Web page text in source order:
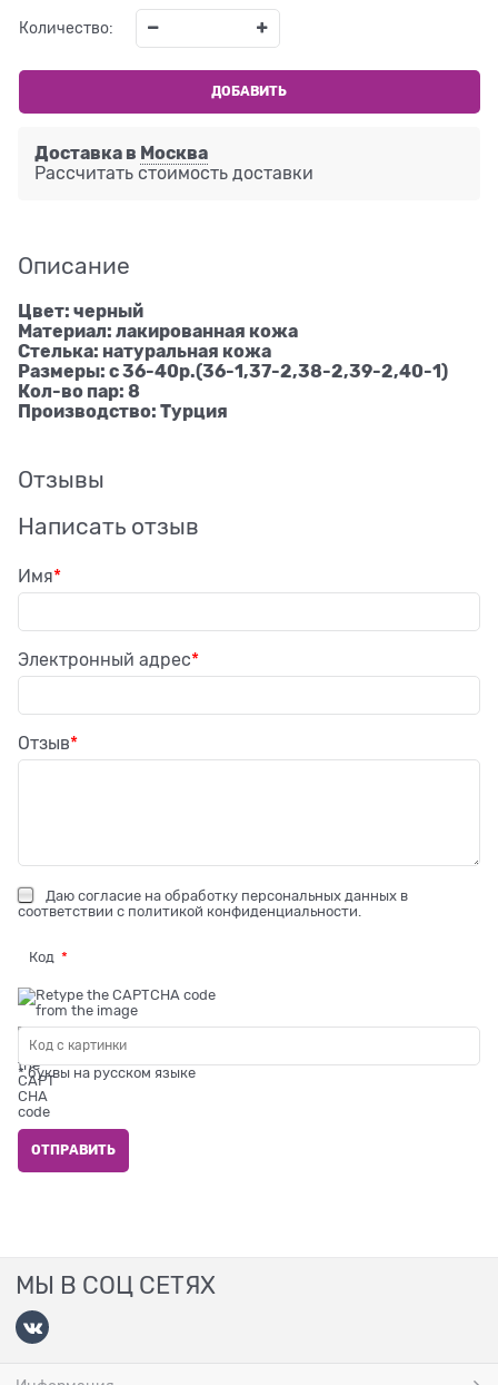
Количество:
ДОБАВИТЬ
Доставка в Москва
Рассчитать стоимость доставки
Описание
Цвет: черный
Материал: лакированная кожа
Стелька: натуральная кожа
Размеры: с 36-40р.(36-1,37-2,38-2,39-2,40-1)
Кол-во пар: 8
Производство: Турция
Отзывы
Написать отзыв
Имя
Электронный адрес
Отзыв
Даю согласие на обработку персональных данных в
соответствии с политикой конфиденциальности
Код
* буквы на русском языке
МЫ В СОЦ СЕТЯХ